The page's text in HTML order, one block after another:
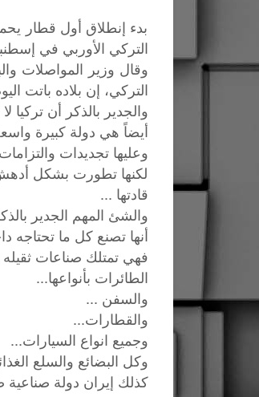
بدء إنطلاق أول قطار
التركي الأوربي في
وقال وزير المواصلات
التركي، إن بلاده باتت اليوم
والجدير بالذكر أن تركيا
أيضاً هي دولة كبيرة
وعليها تجديدات والتزامات
لكنها تطورت بشكل أدهش
قادتها ...
والشئ المهم الجدير
أنها تصنع كل ما تحتاجه
فهي تمتلك صناعات
الطائرات بأنواعها...
والسفن ...
والقطارات...
وجميع انواع السيارات...
وكل البضائع والسلع
كذلك إيران دولة